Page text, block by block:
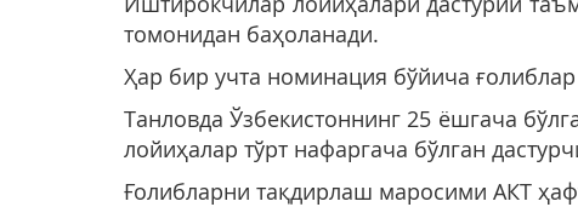
томонидан баҳоланади.
Ҳар бир учта номинация бўйича
Танловда Ўзбекистоннинг 25 ёшгача
лойиҳалар тўрт нафаргача бўлган
Ғолибларни тақдирлаш маросими АКТ